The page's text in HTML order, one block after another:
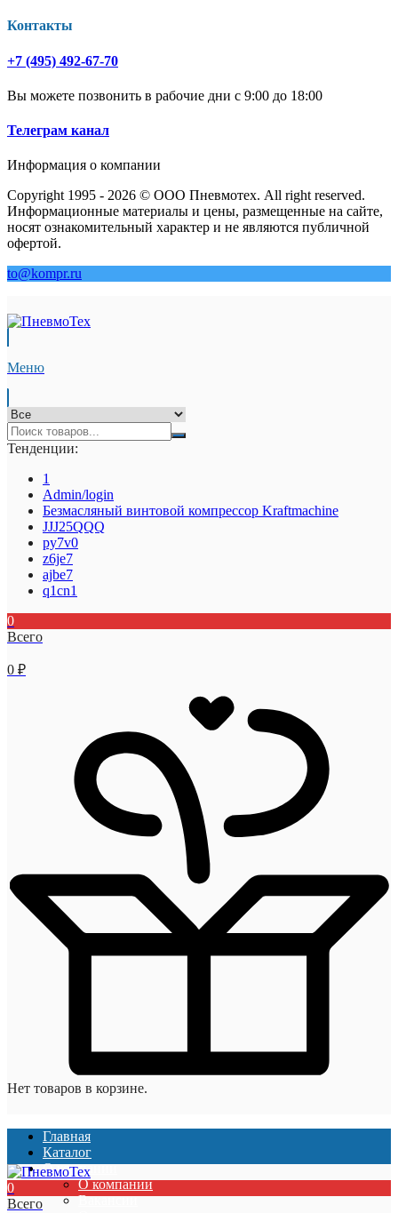
Контакты
+7 (495) 492-67-70
Вы можете позвонить в рабочие дни с 9:00 до 18:00
Телеграм канал
Информация о компании
Copyright 1995 - 2026 © ООО Пневмотех. All right reserved.
Информационные материалы и цены, размещенные на сайте,
носят ознакомительный характер и не являются публичной
офертой.
to@kompr.ru
Меню
Тенденции:
1
Admin/login
Безмасляный винтовой компрессор Kraftmaсhine
JJJ25QQQ
py7v0
z6je7
ajbe7
q1cn1
0
Всего
0 ₽
Нет товаров в корзине.
Главная
Каталог
О компании
О компании
Вакансии
0
Всего